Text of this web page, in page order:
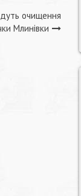
очищення
Млинівки